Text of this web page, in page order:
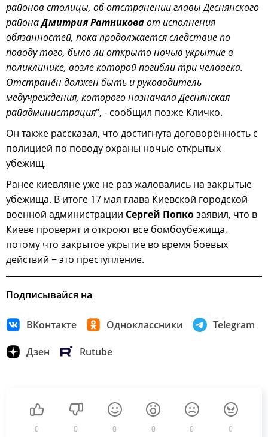
районов столицы, об отстранении главы Деснянского
районаДмитрия Ратниковаот исполнения
обязанностей, пока продолжается следствие по
поводу того, было ли открыто ночью укрытие в
поликлинике, возле которой погибли три человека.
Отстранён должен быть и руководитель
медучреждения, которого назначала Деснянская
райадминистрация", - сообщил позже Кличко.
Он также рассказал, что достигнута договорённость с
полицией по поводу охраны ночью открытых
убежищ.
Ранее киевляне уже не раз жаловались на закрытые
убежища. В итоге 17 мая глава Киевской городской
военной администрации Сергей Попкозаявил, что в
Киеве проверят и откроют все бомбоубежища,
потому что закрытое укрытие во время боевых
действий − это преступление.
Подписывайся на
ВКонтакте Одноклассники Telegram
Дзен Rutube
0 0 0 0 0 0